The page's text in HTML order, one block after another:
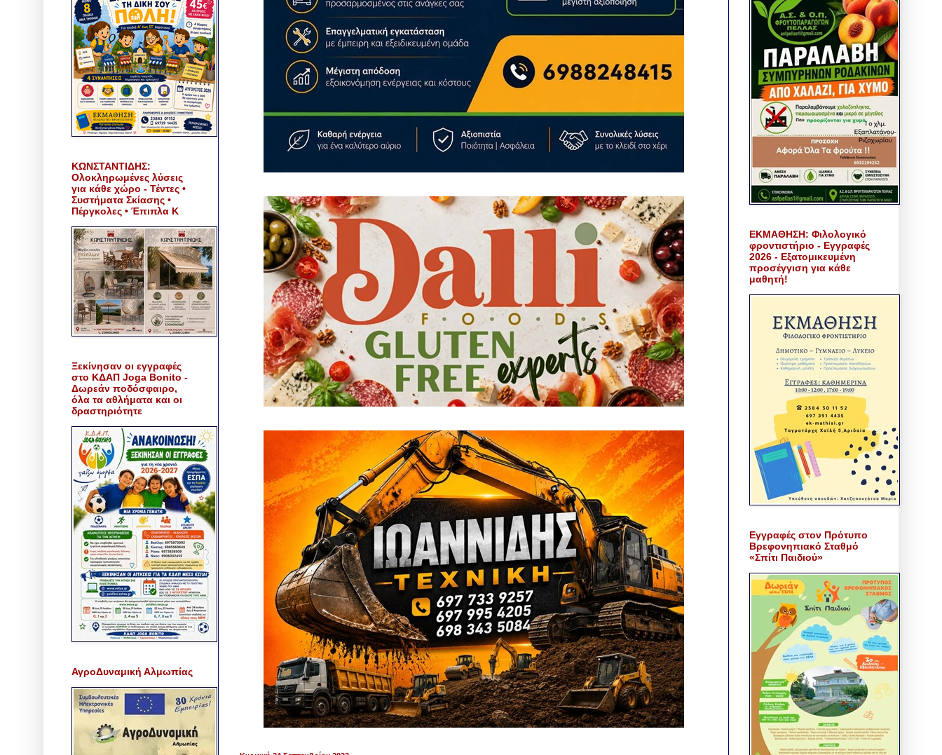
ΚΩΝΣΤΑΝΤΙΔΗΣ:
Ολοκληρωμένες λύσεις
για κάθε χώρο - Τέντες •
Συστήματα Σκίασης •
Πέργκολες • Έπιπλα Κ
Ξεκίνησαν οι εγγραφές
στο ΚΔΑΠ Joga Bonito -
Δωρεάν ποδόσφαιρο,
όλα τα αθλήματα και οι
δραστηριότητε
ΑγροΔυναμική Αλμωπίας
ΕΚΜΑΘΗΣΗ: Φιλολογικό
φροντιστήριο - Εγγραφές
2026 - Εξατομικευμένη
προσέγγιση για κάθε
μαθητή!
Εγγραφές στον Πρότυπο
Βρεφονηπιακό Σταθμό
«Σπίτι Παιδιού»